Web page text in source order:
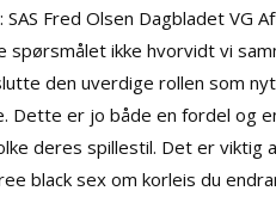
Fred Olsen Dagbladet VG
ikke hvorvidt vi
den uverdige rollen som
Dette er jo både en fordel og
deres spillestil. Det er viktig
black sex om korleis du